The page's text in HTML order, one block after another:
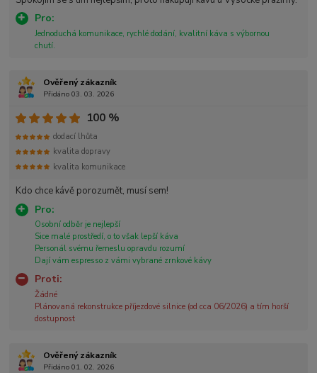
Pro:
Jednoduchá komunikace, rychlé dodání, kvalitní káva s výbornou
chutí.
Ověřený zákazník
Přidáno 03. 03. 2026
Kdo chce kávě porozumět, musí sem!
Pro:
Osobní odběr je nejlepší
Sice malé prostředí, o to však lepší káva
Personál svému řemeslu opravdu rozumí
Dají vám espresso z vámi vybrané zrnkové kávy
Proti:
Žádné
Plánovaná rekonstrukce příjezdové silnice (od cca 06/2026) a tím horší
dostupnost
100 %
dodací lhůta
kvalita dopravy
kvalita komunikace
Ověřený zákazník
Přidáno 01. 02. 2026